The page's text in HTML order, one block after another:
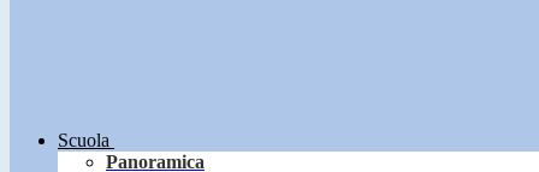
Scuola
Panoramica